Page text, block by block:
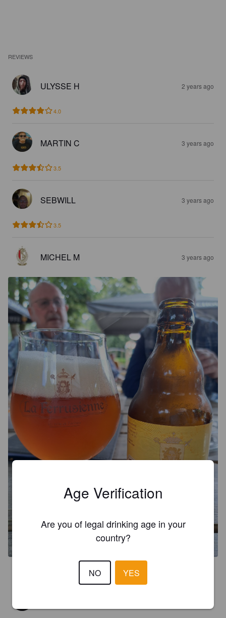
REVIEWS
ULYSSE H 2 years ago
4.0
MARTIN C 3 years ago
3.5
SEBWILL 3 years ago
3.5
MICHEL M 3 years ago
Age Verification
Are you of legal drinking age in your
country?
NO YES